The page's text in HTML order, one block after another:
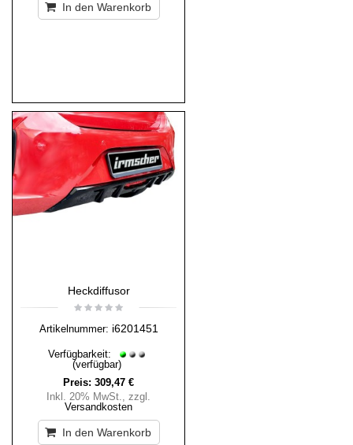
In den Warenkorb
Heckdiffusor
Artikelnummer: i6201451
Verfügbarkeit:
(verfügbar)
Preis: 309,47 €
Inkl. 20% MwSt., zzgl.
Versandkosten
In den Warenkorb